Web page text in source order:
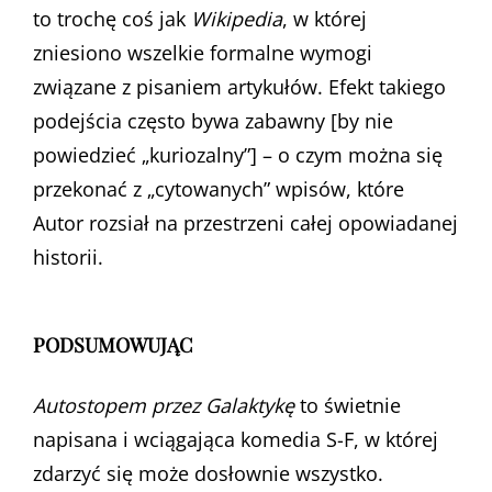
to trochę coś jak Wikipedia, w której
zniesiono wszelkie formalne wymogi
związane z pisaniem artykułów. Efekt takiego
podejścia często bywa zabawny [by nie
powiedzieć „kuriozalny”] – o czym można się
przekonać z „cytowanych” wpisów, które
Autor rozsiał na przestrzeni całej opowiadanej
historii.
PODSUMOWUJĄC
Autostopem przez Galaktykęto świetnie
napisana i wciągająca komedia S-F, w której
zdarzyć się może dosłownie wszystko.